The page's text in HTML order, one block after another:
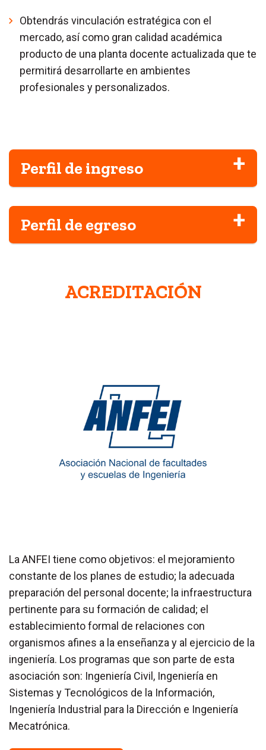
Obtendrás vinculación estratégica con el
mercado, así como gran calidad académica
producto de una planta docente actualizada que te
permitirá desarrollarte en ambientes
profesionales y personalizados.
Perfil de ingreso
Perfil de egreso
ACREDITACIÓN
La ANFEI tiene como objetivos: el mejoramiento
constante de los planes de estudio; la adecuada
preparación del personal docente; la infraestructura
pertinente para su formación de calidad; el
establecimiento formal de relaciones con
organismos afines a la enseñanza y al ejercicio de la
ingeniería. Los programas que son parte de esta
asociación son: Ingeniería Civil, Ingeniería en
Sistemas y Tecnológicos de la Información,
Ingeniería Industrial para la Dirección e Ingeniería
Mecatrónica.